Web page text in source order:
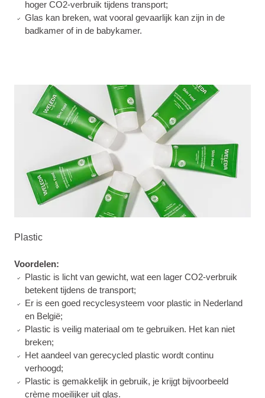
hoger CO2-verbruik tijdens transport;
Glas kan breken, wat vooral gevaarlijk kan zijn in de
badkamer of in de babykamer.
Plastic
Voordelen:
Plastic is licht van gewicht, wat een lager CO2-verbruik
betekent tijdens de transport;
Er is een goed recyclesysteem voor plastic in Nederland
en België;
Plastic is veilig materiaal om te gebruiken. Het kan niet
breken;
Het aandeel van gerecycled plastic wordt continu
verhoogd;
Plastic is gemakkelijk in gebruik, je krijgt bijvoorbeeld
crème moeilijker uit glas.